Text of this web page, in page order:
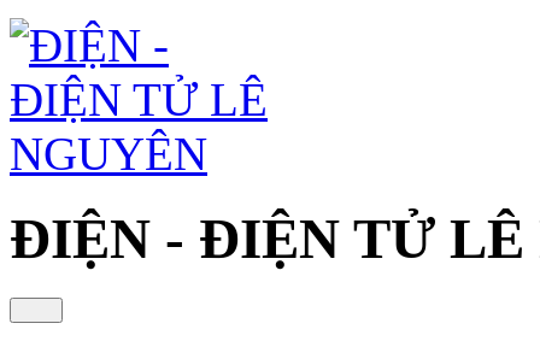
ĐIỆN - ĐIỆN TỬ LÊ